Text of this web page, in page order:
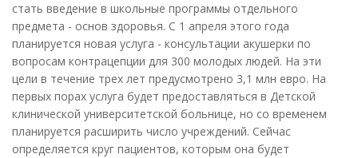
стать введение в школьные программы отдельного
предмета - основ здоровья. С 1 апреля этого года
планируется новая услуга - консультации акушерки по
вопросам контрацепции для 300 молодых людей. На эти
цели в течение трех лет предусмотрено 3,1 млн евро. На
первых порах услуга будет предоставляться в Детской
клинической университетской больнице, но со временем
планируется расширить число учреждений. Сейчас
определяется круг пациентов, которым она будет